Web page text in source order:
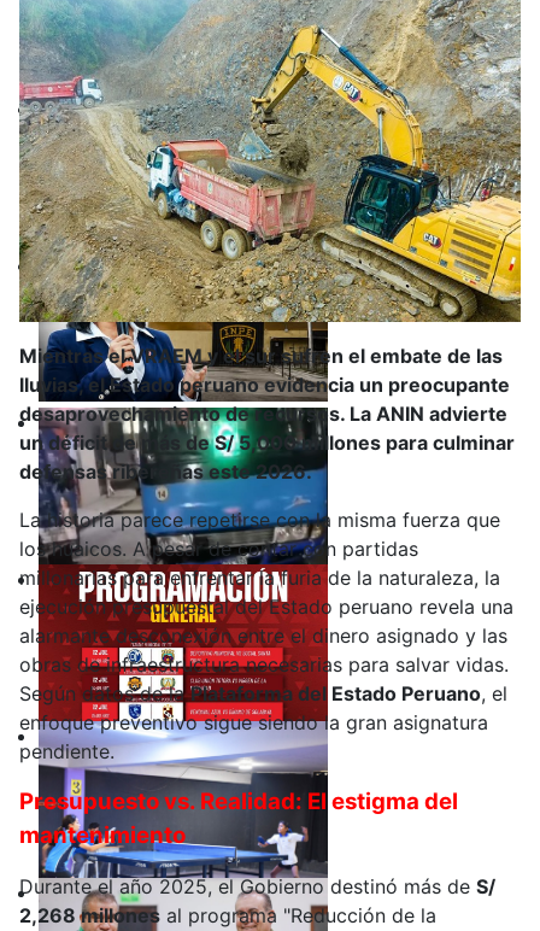
Mientras el VRAEM y el sur sufren el embate de las
lluvias, el Estado peruano evidencia un preocupante
desaprovechamiento de recursos. La ANIN advierte
un déficit de más de S/ 5,000 millones para culminar
defensas ribereñas este 2026.
La historia parece repetirse con la misma fuerza que
los huaicos. A pesar de contar con partidas
millonarias para enfrentar la furia de la naturaleza, la
ejecución presupuestal del Estado peruano revela una
alarmante desconexión entre el dinero asignado y las
obras de infraestructura necesarias para salvar vidas.
Según datos de laPlataforma del Estado Peruano, el
enfoque preventivo sigue siendo la gran asignatura
pendiente.
Presupuesto vs. Realidad: El estigma del
mantenimiento
Durante el año 2025, el Gobierno destinó más de S/
2,268 millones al programa "Reducción de la